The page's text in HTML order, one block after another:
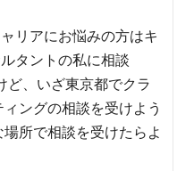
ャリアにお悩みの方はキ
タントの私に相談
ど、いざ東京都でクラ
ングの相談を受けよう
所で相談を受けたらよ